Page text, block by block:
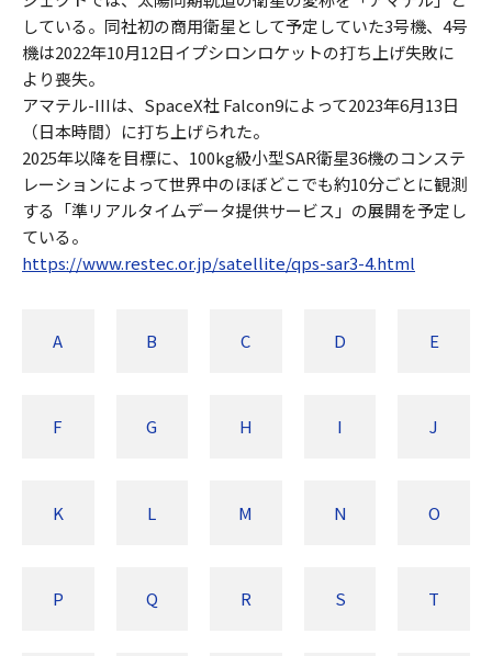
している。同社初の商用衛星として予定していた3号機、4号
機は2022年10月12日イプシロンロケットの打ち上げ失敗に
より喪失。
アマテル-IIIは、SpaceX社 Falcon9によって2023年6月13日
（日本時間）に打ち上げられた。
2025年以降を目標に、100kg級小型SAR衛星36機のコンステ
レーションによって世界中のほぼどこでも約10分ごとに観測
する「準リアルタイムデータ提供サービス」の展開を予定し
ている。
https://www.restec.or.jp/satellite/qps-sar3-4.html
A B C D E
F G H I J
K L M N O
P Q R S T